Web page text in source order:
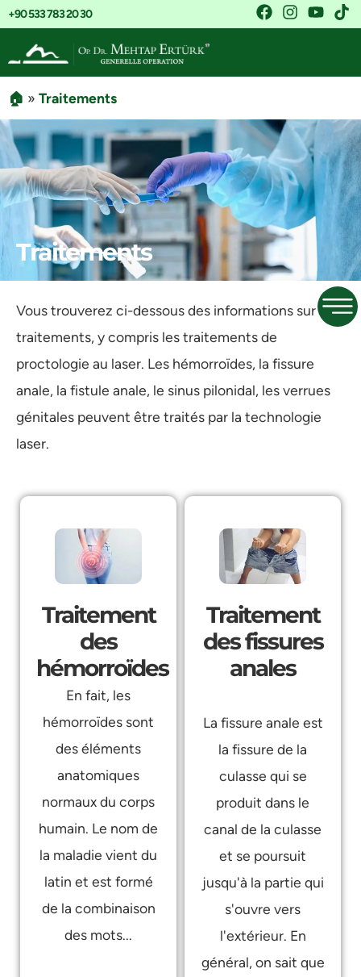
+90 533 783 20 30
🏠 » Traitements
Traitements
Vous trouverez ci-dessous des informations sur nos
traitements, y compris les traitements de
proctologie au laser. Les hémorroïdes, la fissure
anale, la fistule anale, le sinus pilonidal, les verrues
génitales peuvent être traités par la technologie
laser.
Traitement
des
hémorroïdes
En fait, les
hémorroïdes sont
des éléments
anatomiques
normaux du corps
humain. Le nom de
la maladie vient du
latin et est formé
de la combinaison
des mots...
Traitement
des fissures
anales
La fissure anale est
la fissure de la
culasse qui se
produit dans le
canal de la culasse
et se poursuit
jusqu'à la partie qui
s'ouvre vers
l'extérieur. En
général, on sait que